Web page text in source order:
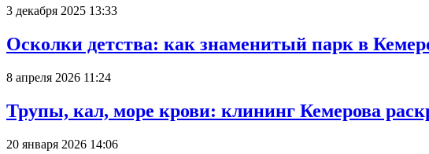
3 декабря 2025 13:33
Осколки детства: как знаменитый парк в
8 апреля 2026 11:24
Трупы, кал, море крови: клининг Кемерова
20 января 2026 14:06